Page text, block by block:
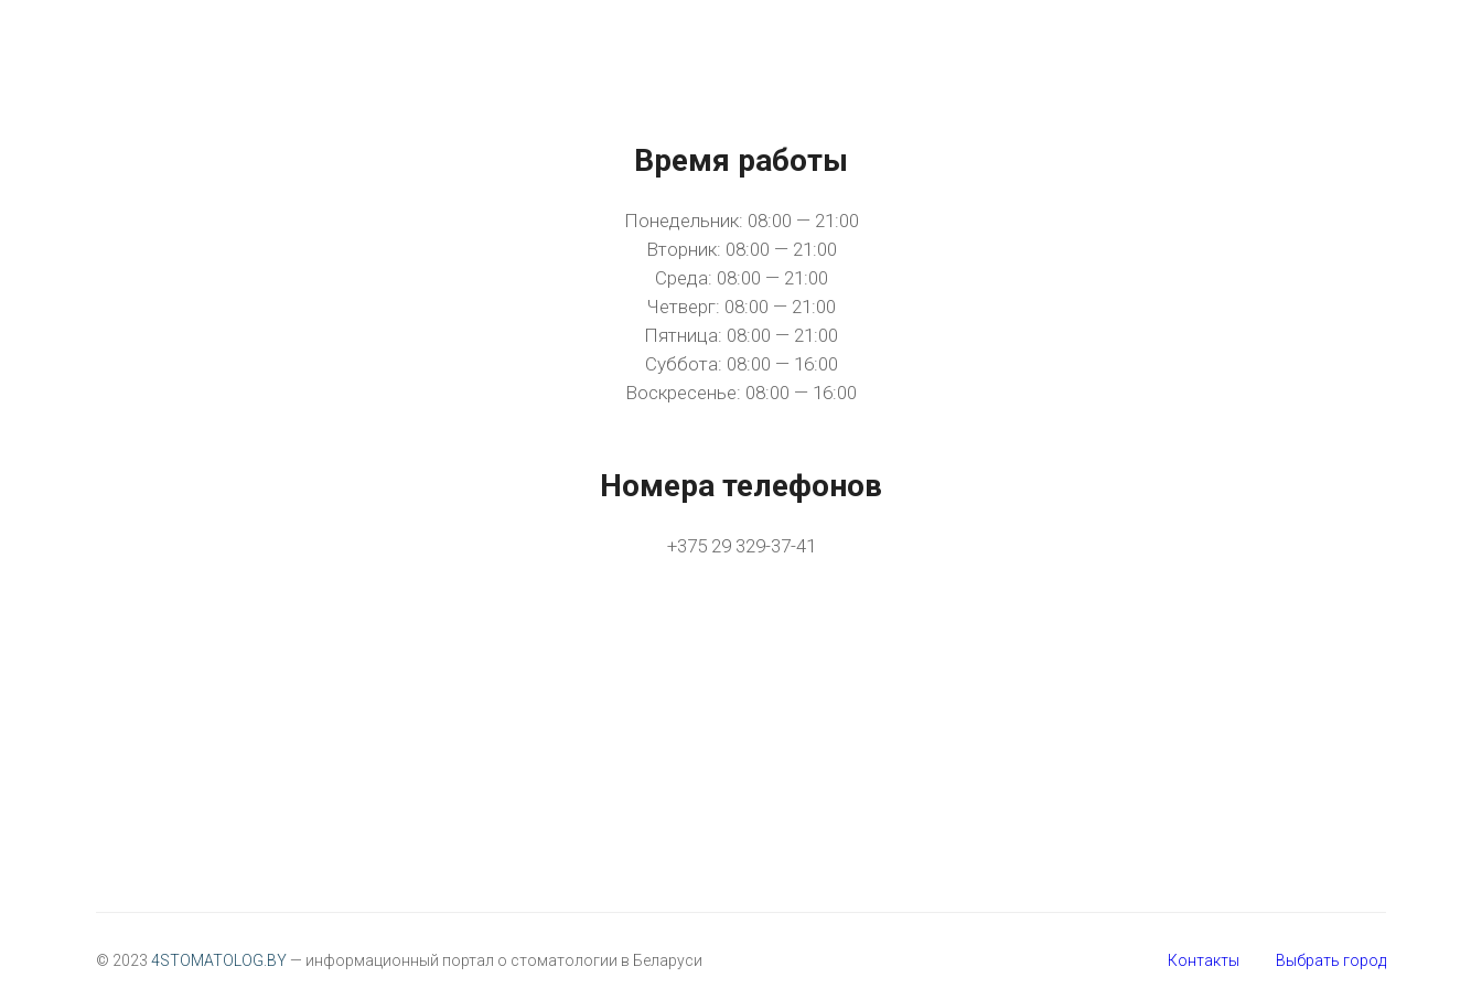
Время работы
Понедельник: 08:00 — 21:00
Вторник: 08:00 — 21:00
Среда: 08:00 — 21:00
Четверг: 08:00 — 21:00
Пятница: 08:00 — 21:00
Суббота: 08:00 — 16:00
Воскресенье: 08:00 — 16:00
Номера телефонов
+375 29 329-37-41
© 2023 4STOMATOLOG.BY — информационный портал о стоматологии в Беларуси Контакты Выбрать город